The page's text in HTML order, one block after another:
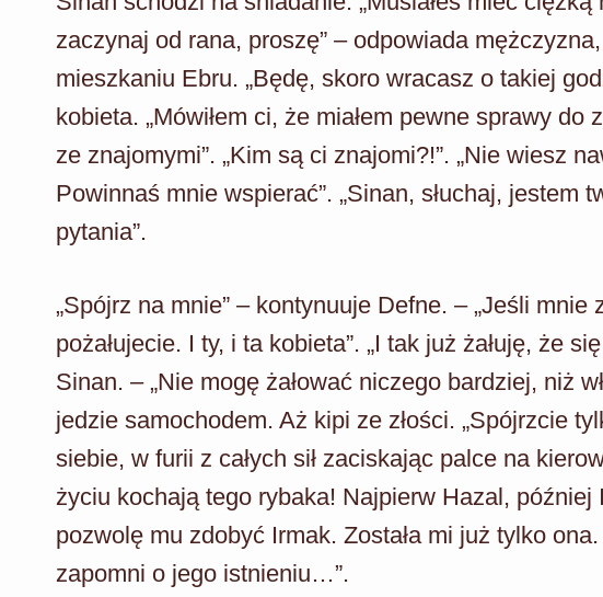
zaczynaj od rana, proszę” – odpowiada
mieszkaniu Ebru. „Będę, skoro wracasz o takiej
kobieta. „Mówiłem ci, że miałem pewne sprawy do
ze znajomymi”. „Kim są ci znajomi?!”. „Nie wiesz
Powinnaś mnie wspierać”. „Sinan, słuchaj, jestem
pytania”.
„Spójrz na mnie” – kontynuuje Defne. – „Jeśli
pożałujecie. I ty, i ta kobieta”. „I tak już żałuję, że
Sinan. – „Nie mogę żałować niczego bardziej, niż
jedzie samochodem. Aż kipi ze złości. „Spójrzcie
siebie, w furii z całych sił zaciskając palce na
życiu kochają tego rybaka! Najpierw Hazal, później
pozwolę mu zdobyć Irmak. Została mi już tylko
zapomni o jego istnieniu…”.